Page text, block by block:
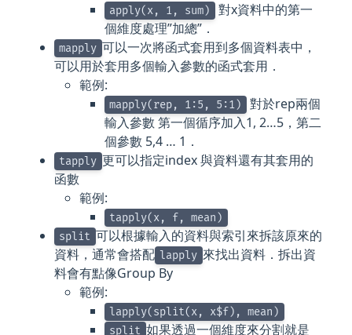
apply(x, 1, sum) 對x資料中的第一
個維度處理”加總”．
mapply 可以一次將函式套用到多個資料表中，
可以用於套用多個輸入參數的函式套用．
範例:
mapply(rep, 1:5, 5:1) 對於rep兩個
輸入參數 第一個循序加入1, 2…5，第二
個參數 5,4 … 1．
tapply 更可以指定index 與資料還有其套用的
函數
範例:
tapply(x, f, mean)
split 可以根據輸入的資料與索引來拆該原來的
資料，通常會搭配 lapply 來找出資料．拆出資
料會有點像Group By
範例:
lapply(split(x, x$f), mean)
split 如果透過一個維度來分割就是